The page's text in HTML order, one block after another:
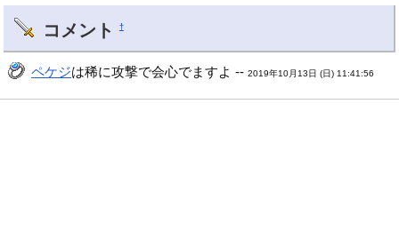
コメント †
ペケジは稀に攻撃で会心でますよ --2019年10月13日 (日) 11:41:56